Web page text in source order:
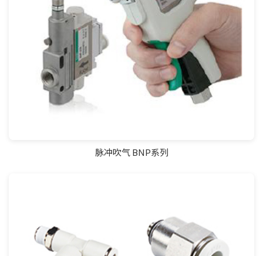
脉冲吹气 BNP系列